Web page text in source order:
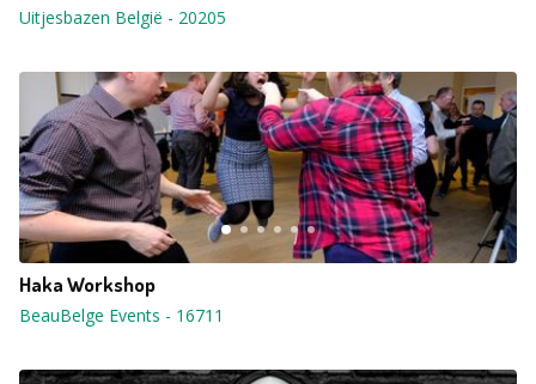
Uitjesbazen België - 20205
Haka Workshop
BeauBelge Events - 16711